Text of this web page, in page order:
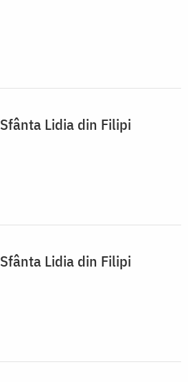
Sfânta Lidia din Filipi
Sfânta Lidia din Filipi